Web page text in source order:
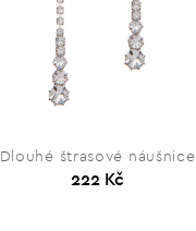
Dlouhé štrasové náušnice
222 Kč